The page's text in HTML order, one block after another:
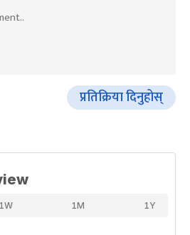
प्रतिक्रिया दिनुहोस्